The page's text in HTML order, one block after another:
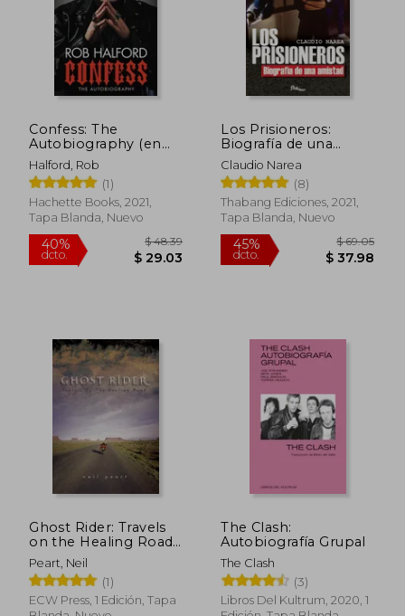
Confess: The
Autobiography (en
Inglés)
Halford, Rob
(1)
Hachette Books, 2021,
Tapa Blanda, Nuevo
Los Prisioneros:
Biografía de una
amistad
Claudio Narea
(8)
Thabang Ediciones, 2021,
Tapa Blanda, Nuevo
45%
dcto.
Ghost Rider: Travels
on the Healing Road
(en Inglés)
Peart, Neil
(1)
ECW Press, 1 Edición, Tapa
The Clash:
Autobiografía Grupal
The Clash
(3)
Libros Del Kultrum, 2020, 1